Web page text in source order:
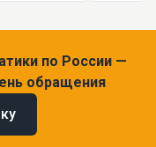
по России —
обращения